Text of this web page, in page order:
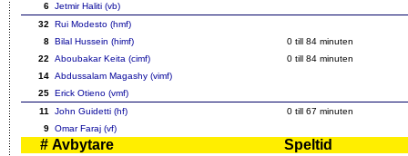
6 Jetmir Haliti (vb)
32
Rui Modesto (hmf)
8 Bilal Hussein (himf) 0 till 84 minuten
22
Aboubakar Keita (cimf) 0 till 84 minuten
14 Abdussalam Magashy (vimf)
25 Erick Otieno (vmf)
11
John Guidetti (hf) 0 till 67 minuten
9 Omar Faraj (vf)
# Avbytare Speltid